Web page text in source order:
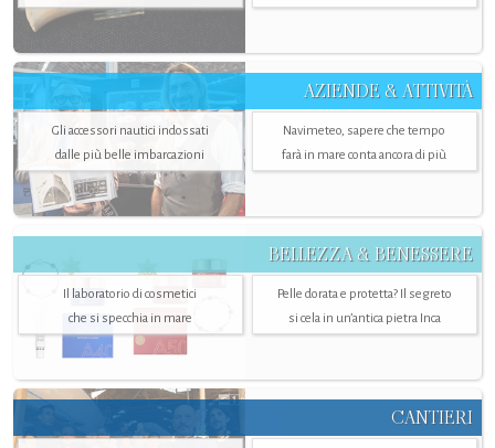
AZIENDE & ATTIVITÀ
Gli accessori nautici indossati
dalle più belle imbarcazioni
Navimeteo, sapere che tempo
farà in mare conta ancora di più
BELLEZZA & BENESSERE
Il laboratorio di cosmetici
che si specchia in mare
Pelle dorata e protetta? Il segreto
si cela in un’antica pietra Inca
CANTIERI